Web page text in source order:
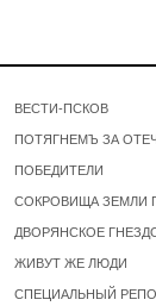
ВЕСТИ-ПСКОВ
ПОТЯГНЕМЪ ЗА
ПОБЕДИТЕЛИ
СОКРОВИЩА ЗЕМЛИ
ДВОРЯНСКОЕ
ЖИВУТ ЖЕ ЛЮДИ
СПЕЦИАЛЬНЫЙ